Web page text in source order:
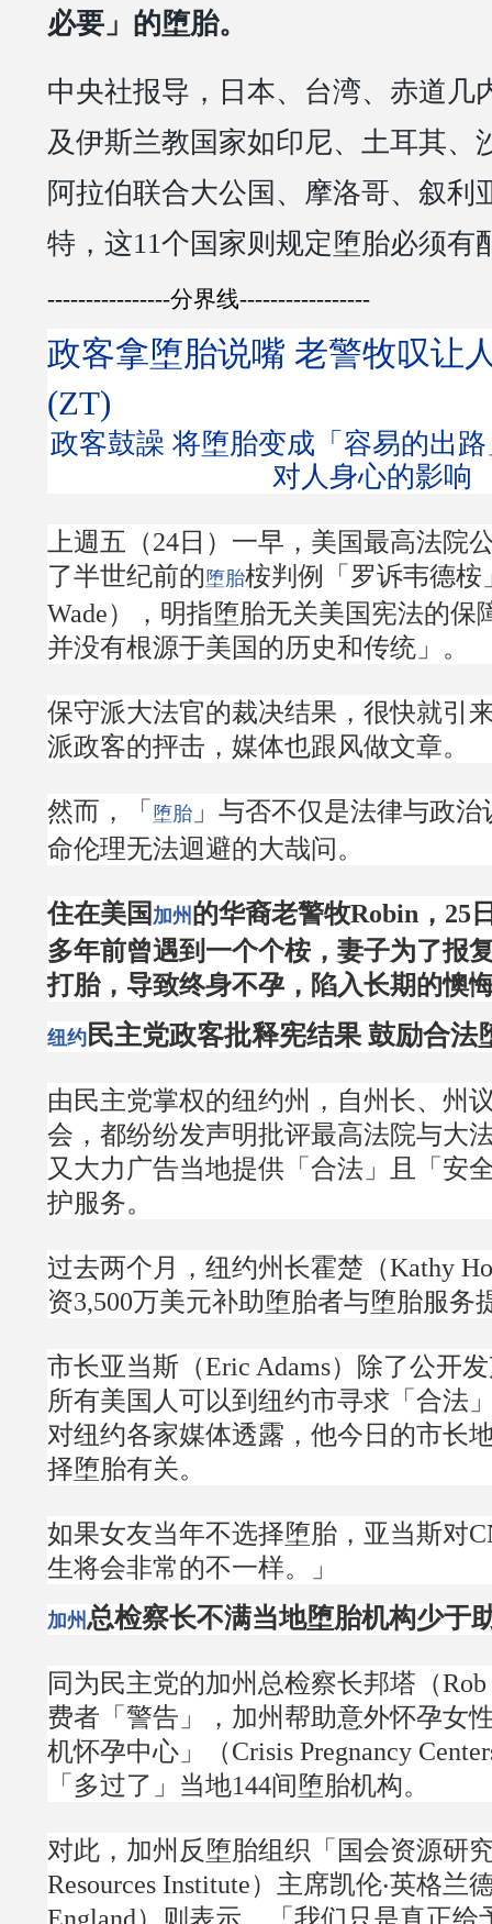
必要」的堕胎。
中央社报导，日本、台湾、赤道几
及伊斯兰教国家如印尼、土耳其、
阿拉伯联合大公国、摩洛哥、叙利
特，这11个国家则规定堕胎必须有
----------------分界线-----------------
政客拿堕胎说嘴 老警牧叹让
(ZT)
政客鼓譟 将堕胎变成「容易的出
对人身心的影响
上週五（24日）一早，美国最高法院
了半世纪前的堕胎桉判例「罗诉韦德桉
Wade），明指堕胎无关美国宪法的保
并没有根源于美国的历史和传统」。
保守派大法官的裁决结果，很快就引
派政客的抨击，媒体也跟风做文章。
然而，「 堕胎 」与否不仅是法律与政
命伦理无法迴避的大哉问。
住在美国 加州 的华裔老警牧Robin，25
多年前曾遇到一个个桉，妻子为了报
打胎，导致终身不孕，陷入长期的
纽约 民主党政客批释宪结果 鼓励合法
由民主党掌权的纽约州，自州长、州
会，都纷纷发声明批评最高法院与大
又大力广告当地提供「合法」且「安
护服务。
过去两个月，纽约州长霍楚（Kathy
资3,500万美元补助堕胎者与堕胎服务
市长亚当斯（Eric Adams）除了公开
所有美国人可以到纽约市寻求「合法
对纽约各家媒体透露，他今日的市长
择堕胎有关。
如果女友当年不选择堕胎，亚当斯对
生将会非常的不一样。」
加州 总检察长不满当地堕胎机构少于
同为民主党的加州总检察长邦塔（
费者「警告」，加州帮助意外怀孕女
机怀孕中心」（Crisis Pregnancy
「多过了」当地144间堕胎机构。
对此，加州反堕胎组织「国会资源研
Resources Institute）主席凯伦‧英格兰